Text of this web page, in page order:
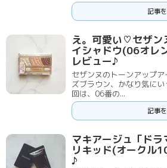
記事
え。可愛い♡セザン
イシャドウ(06オレ
レビュー♪
セザンヌのトーンアップ
ズブラウン、かなり気に
回は、06番の...
記事
マキアージュ「ド
リキッド(オークル
♪